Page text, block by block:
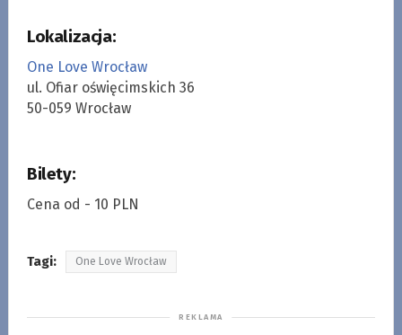
Lokalizacja:
One Love Wrocław
ul. Ofiar oświęcimskich 36
50-059 Wrocław
Bilety:
Cena od - 10 PLN
Tagi: One Love Wrocław